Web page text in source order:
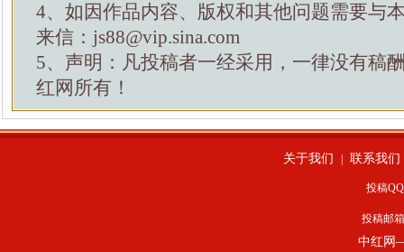
4、如因作品内容、版权和其他问题需要与
来信：js88@vip.sina.com
5、声明：凡投稿者一经采用，一律没有稿
红网所有！
关于我们 联系我们
投稿
投稿邮
中红网